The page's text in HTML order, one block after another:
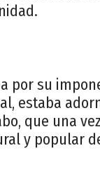
por su
estaba
que una
y popular